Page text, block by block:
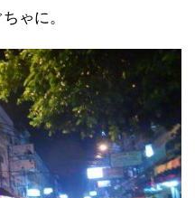
ゃに。